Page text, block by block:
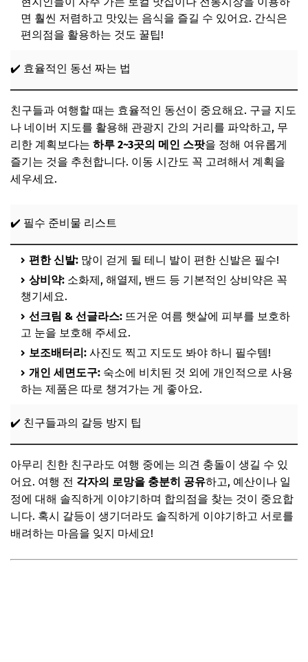
면 훨씬 저렴하고 맛있는 음식을 즐길 수 있어요. 간식은
편의점을 활용하는 것도 꿀팁!
✔️ 효율적인 동선 짜는 법
친구들과 여행할 때는 효율적인 동선이 중요해요. 구글 지도
나 네이버 지도를 활용해 관광지 간의 거리를 파악하고, 무
리한 계획보다는 하루 2~3곳의 메인 스팟을 정해 여유롭게
즐기는 것을 추천합니다. 이동 시간도 꼭 고려해서 계획을
세우세요.
✔️ 필수 준비물 리스트
편한 신발: 많이 걷게 될 테니 발이 편한 신발은 필수!
상비약: 소화제, 해열제, 밴드 등 기본적인 상비약은 꼭
챙기세요.
선크림 & 선글라스: 뜨거운 여름 햇살에 피부를 보호하
고 눈을 보호해 주세요.
보조배터리: 사진도 찍고 지도도 봐야 하니 필수템!
개인 세면도구: 숙소에 비치된 것 외에 개인적으로 사용
하는 제품은 따로 챙겨가는 게 좋아요.
✔️ 친구들과의 갈등 방지 팁
아무리 친한 친구라도 여행 중에는 의견 충돌이 생길 수 있
어요. 여행 전 각자의 로망을 충분히 공유하고, 예산이나 일
정에 대해 솔직하게 이야기하며 합의점을 찾는 것이 중요합
니다. 혹시 갈등이 생기더라도 솔직하게 이야기하고 서로를
배려하는 마음을 잊지 마세요!